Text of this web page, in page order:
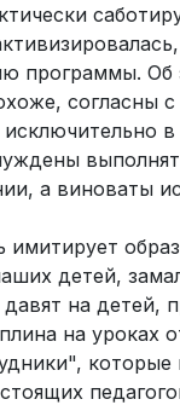
программы.
согласны
а виноваты
детей,
на детей,
на уроках